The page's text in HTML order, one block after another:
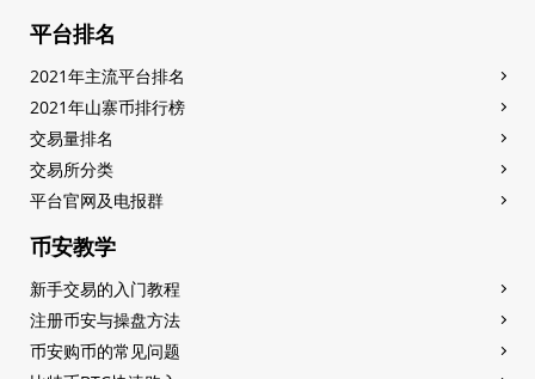
平台排名
2021年主流平台排名
2021年山寨币排行榜
交易量排名
交易所分类
平台官网及电报群
币安教学
新手交易的入门教程
注册币安与操盘方法
币安购币的常见问题